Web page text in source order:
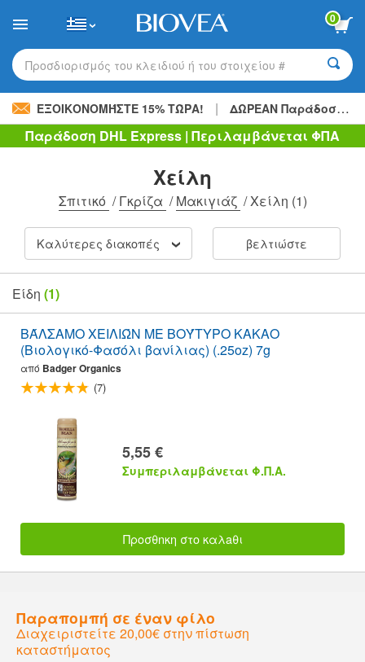
note:
website
includes
accessibility
system.
0
Προσδιορισμός του κλειδιού ή του στοιχείου #
ΕΞΟΙΚΟΝΟΜΉΣΤΕ 15% ΤΏΡΑ! | ΔΩΡΕΑΝ Παράδοση
Παράδοση DHL Express | Περιλαμβάνεται ΦΠΑ
Χείλη
Σπιτικό /Γκρίζα /Μακιγιάζ /Χείλη (1)
Καλύτερες διακοπές βελτιώστε
Είδη (1)
ΒΆΛΣΑΜΟ ΧΕΙΛΙΏΝ ΜΕ ΒΟΎΤΥΡΟ ΚΑΚΑΟ
(Βιολογικό-Φασόλι βανίλιας) (.25oz) 7g
από Badger Organics
(7)
5,55 €
Συμπεριλαμβάνεται Φ.Π.Α.
Προσθnκη στο καλaθι
Παραπομπή σε έναν φίλο
Διαχειριστείτε 20,00€ στην πίστωση
καταστήματος